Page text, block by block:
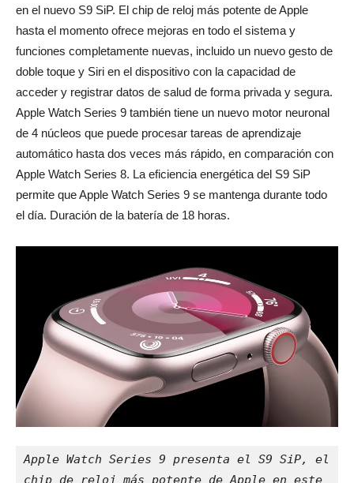
en el nuevo S9 SiP. El chip de reloj más potente de Apple
hasta el momento ofrece mejoras en todo el sistema y
funciones completamente nuevas, incluido un nuevo gesto de
doble toque y Siri en el dispositivo con la capacidad de
acceder y registrar datos de salud de forma privada y segura.
Apple Watch Series 9 también tiene un nuevo motor neuronal
de 4 núcleos que puede procesar tareas de aprendizaje
automático hasta dos veces más rápido, en comparación con
Apple Watch Series 8. La eficiencia energética del S9 SiP
permite que Apple Watch Series 9 se mantenga durante todo
el día. Duración de la batería de 18 horas.
Apple Watch Series 9 presenta el S9 SiP, el
chip de reloj más potente de Apple en este